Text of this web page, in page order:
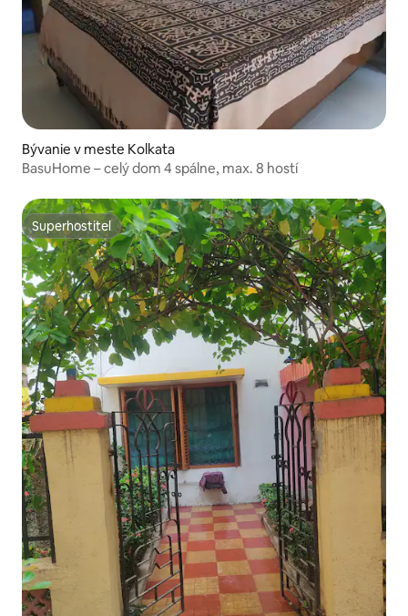
Bývanie v meste Kolkata
BasuHome – celý dom 4 spálne, max. 8 hostí
Superhostiteľ
Superhostiteľ